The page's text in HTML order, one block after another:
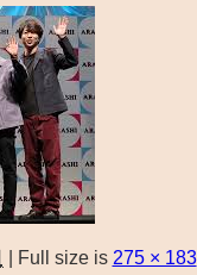
Full size is 275 × 183